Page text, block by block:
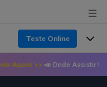
Teste Online
📣 Onde Assistir UFC de